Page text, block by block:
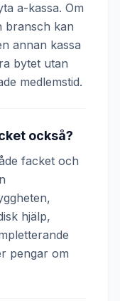
a-kassa. Om
bransch kan
annan kassa
bytet utan
medlemstid.
också?
facket och
hjälp,
pengar om